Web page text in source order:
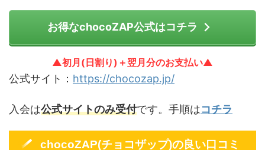
お得なchocoZAP公式はコチラ
▲初月(日割り)＋翌月分のお支払い▲
公式サイト： https://chocozap.jp/
入会は公式サイトのみ受付です。手順はコチラ
chocoZAP(チョコザップ)の良い口コミ